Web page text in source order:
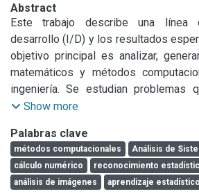
Abstract
Este trabajo describe una línea
desarrollo (I/D) y los resultados
objetivo principal es analizar,
matemáticos y métodos
ingeniería. Se estudian problemas
complejidad requieren
estudiado, del fenómeno analizado y
ingeniería que originó el
de sistema, el método para evaluar
soluciones numéricas óptimas o
Show more
Palabras clave
métodos computacionales
Análisis de
cálculo numérico
reconocimiento
análisis de imágenes
aprendizaje estadístico